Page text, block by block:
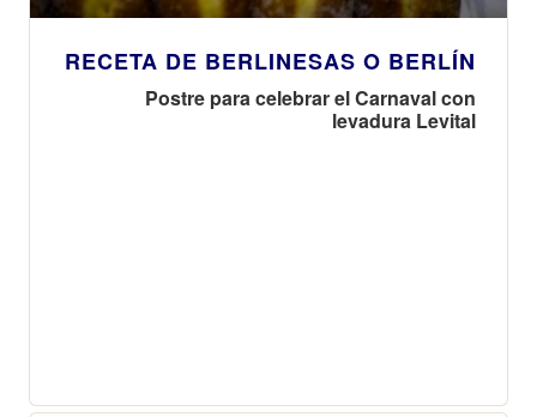
RECETA DE BERLINESAS O BERLÍN
Postre para celebrar el Carnaval con
levadura Levital